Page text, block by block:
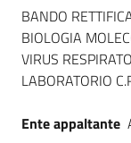
Dati del
BANDO
BIOLOGIA
VIRUS
LABORATORIO
Ente appaltante